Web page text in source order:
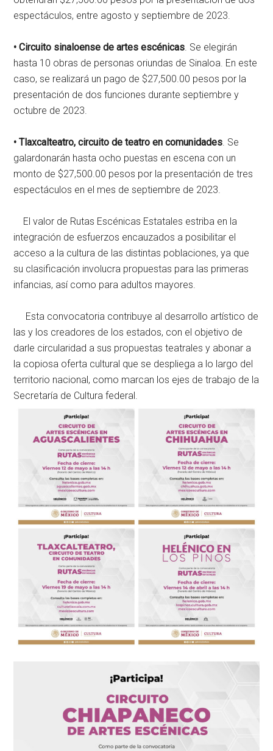
espectáculos, entre agosto y septiembre de 2023.
• Circuito sinaloense de artes escénicas. Se elegirán
hasta 10 obras de personas oriundas de Sinaloa. En este
caso, se realizará un pago de $27,500.00 pesos por la
presentación de dos funciones durante septiembre y
octubre de 2023.
• Tlaxcalteatro, circuito de teatro en comunidades. Se
galardonarán hasta ocho puestas en escena con un
monto de $27,500.00 pesos por la presentación de tres
espectáculos en el mes de septiembre de 2023.
El valor de Rutas Escénicas Estatales estriba en la
integración de esfuerzos encauzados a posibilitar el
acceso a la cultura de las distintas poblaciones, ya que
su clasificación involucra propuestas para las primeras
infancias, así como para adultos mayores.
Esta convocatoria contribuye al desarrollo artístico de
las y los creadores de los estados, con el objetivo de
darle circularidad a sus propuestas teatrales y abonar a
la copiosa oferta cultural que se despliega a lo largo del
territorio nacional, como marcan los ejes de trabajo de la
Secretaría de Cultura federal.